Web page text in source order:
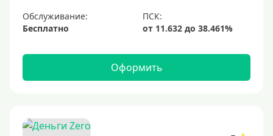
Обслуживание:
Бесплатно
Оформить